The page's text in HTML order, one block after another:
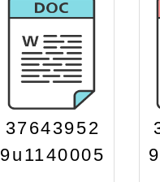
37643952
9u1140005